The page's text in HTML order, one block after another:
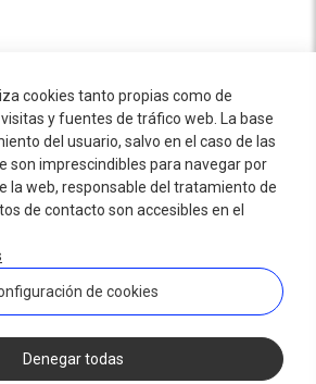
cookies tanto propias como de
y fuentes de tráfico web. La base
del usuario, salvo en el caso de las
son imprescindibles para navegar por
la web, responsable del tratamiento de
de contacto son accesibles en el
de cookies
Denegar todas